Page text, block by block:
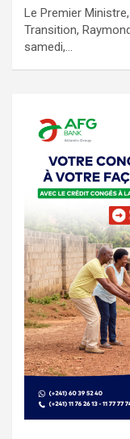
Le Premier
Transition,
samedi,…